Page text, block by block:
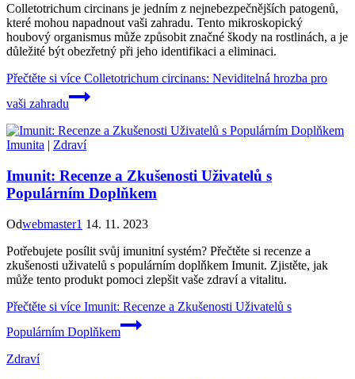
Colletotrichum circinans je jedním z nejnebezpečnějších patogenů,
které mohou napadnout vaši zahradu. Tento mikroskopický
houbový organismus může způsobit značné škody na rostlinách, a je
důležité být obezřetný při jeho identifikaci a eliminaci.
Přečtěte si více Colletotrichum circinans: Neviditelná hrozba pro
vaši zahradu
Imunita | Zdraví
Imunit: Recenze a Zkušenosti Uživatelů s
Populárním Doplňkem
Odwebmaster1 14. 11. 2023
Potřebujete posílit svůj imunitní systém? Přečtěte si recenze a
zkušenosti uživatelů s populárním doplňkem Imunit. Zjistěte, jak
může tento produkt pomoci zlepšit vaše zdraví a vitalitu.
Přečtěte si více Imunit: Recenze a Zkušenosti Uživatelů s
Populárním Doplňkem
Zdraví